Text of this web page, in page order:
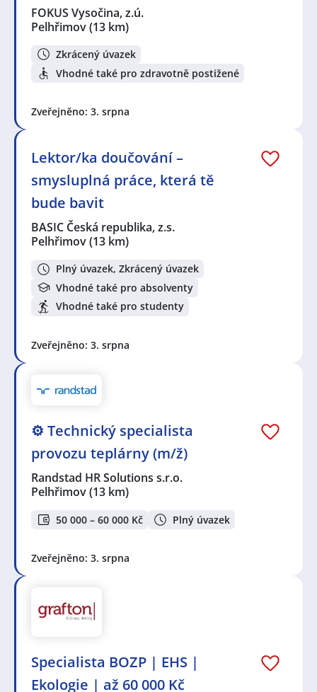
FOKUS Vysočina, z.ú.
Pelhřimov(13 km)
Zkrácený úvazek
Vhodné také pro zdravotně postižené
Zveřejněno: 3. srpna
Lektor/ka doučování –
smysluplná práce, která tě
bude bavit
BASIC Česká republika, z.s.
Pelhřimov(13 km)
Plný úvazek, Zkrácený úvazek
Vhodné také pro absolventy
Vhodné také pro studenty
Zveřejněno: 3. srpna
⚙️ Technický specialista
provozu teplárny (m/ž)
Randstad HR Solutions s.r.o.
Pelhřimov(13 km)
50 000 – 60 000 Kč Plný úvazek
Zveřejněno: 3. srpna
Specialista BOZP | EHS |
Ekologie | až 60 000 Kč